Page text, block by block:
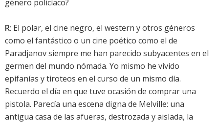
género policíaco?
R: El polar, el cine negro, el western y otros géneros
como el fantástico o un cine poético como el de
Paradjanov siempre me han parecido subyacentes en el
germen del mundo nómada. Yo mismo he vivido
epifanías y tiroteos en el curso de un mismo día.
Recuerdo el día en que tuve ocasión de comprar una
pistola. Parecía una escena digna de Melville: una
antigua casa de las afueras, destrozada y aislada, la